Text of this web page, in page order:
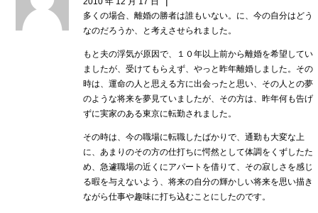
多くの場合、離婚の勝者は誰もいない。に、今の自分はどう
なのだろうか、と考えさせられました。
もと夫の浮気が原因で、１０年以上前から離婚を希望してい
ましたが、受けてもらえず、やっと昨年離婚しました。その
時は、運命の人と思える方に出会ったと思い、その人との夢
のような将来を夢見ていましたが、その方は、昨年何も告げ
ずに実家のある東京に転勤されました。
その時は、今の職場に転職したばかりで、通勤も大変な上
に、あまりのその方の仕打ちに愕然として体調をくずしたた
め、急遽職場の近くにアパートを借りて、その寂しさを感じ
る暇を与えないよう、将来の自分の輝かしい将来を思い描き
ながら仕事や趣味に打ち込むことにしたのです。